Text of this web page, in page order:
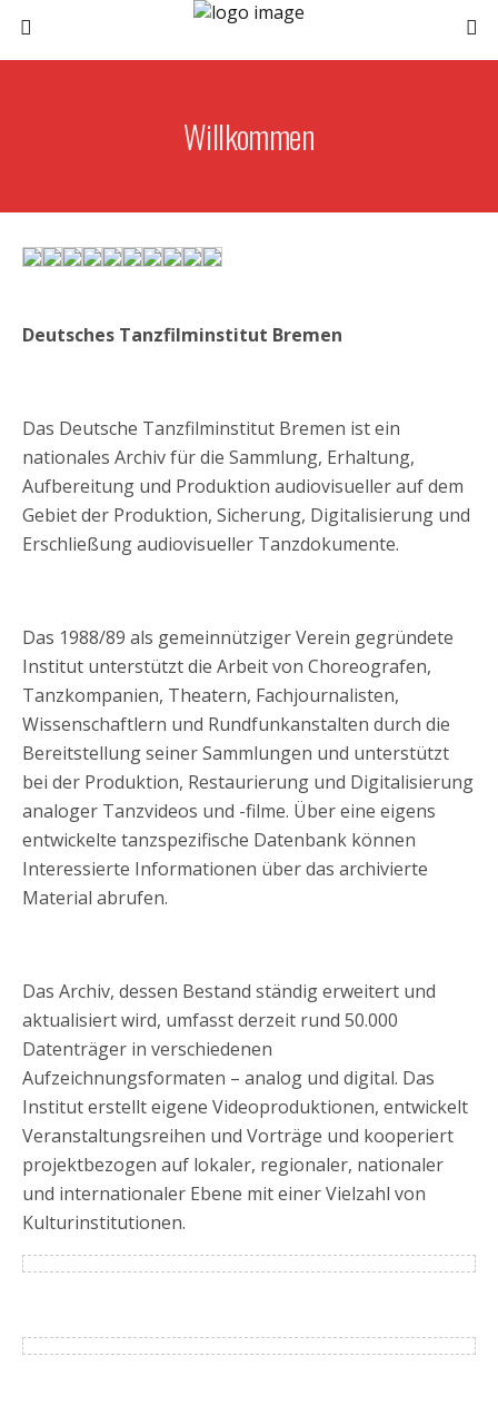
Willkommen
Deutsches Tanzfilminstitut Bremen
Das Deutsche Tanzfilminstitut Bremen ist ein
nationales Archiv für die Sammlung, Erhaltung,
Aufbereitung und Produktion audiovisueller auf dem
Gebiet der Produktion, Sicherung, Digitalisierung und
Erschließung audiovisueller Tanzdokumente.
Das 1988/89 als gemeinnütziger Verein gegründete
Institut unterstützt die Arbeit von Choreografen,
Tanzkompanien, Theatern, Fachjournalisten,
Wissenschaftlern und Rundfunkanstalten durch die
Bereitstellung seiner Sammlungen und unterstützt
bei der Produktion, Restaurierung und Digitalisierung
analoger Tanzvideos und -filme. Über eine eigens
entwickelte tanzspezifische Datenbank können
Interessierte Informationen über das archivierte
Material abrufen.
Das Archiv, dessen Bestand ständig erweitert und
aktualisiert wird, umfasst derzeit rund 50.000
Datenträger in verschiedenen
Aufzeichnungsformaten – analog und digital. Das
Institut erstellt eigene Videoproduktionen, entwickelt
Veranstaltungsreihen und Vorträge und kooperiert
projektbezogen auf lokaler, regionaler, nationaler
und internationaler Ebene mit einer Vielzahl von
Kulturinstitutionen.